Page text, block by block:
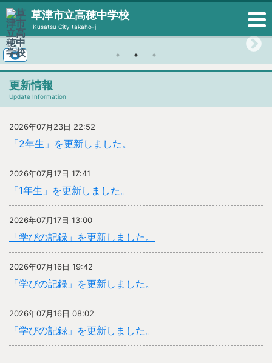
草津市立高穂中学校
Kusatsu City takaho-j
更新情報
Update Information
2026年07月23日 22:52
「2年生」を更新しました。
2026年07月17日 17:41
「1年生」を更新しました。
2026年07月17日 13:00
「学びの記録」を更新しました。
2026年07月16日 19:42
「学びの記録」を更新しました。
2026年07月16日 08:02
「学びの記録」を更新しました。